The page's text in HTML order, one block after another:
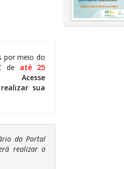
por meio do
de até 25
sua
do Portal
realizar o